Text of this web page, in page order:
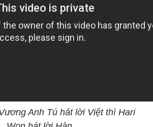
Anh Tú hát lời Việt thì Hari